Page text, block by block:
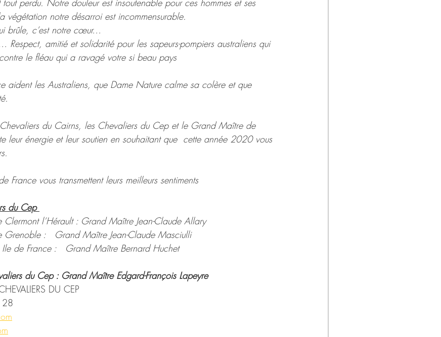
végétation notre désarroi est incommensurable.
brûle, c’est notre cœur…
Respect, amitié et solidarité pour les sapeurs-pompiers australiens qui
le fléau qui a ravagé votre si beau pays
aident les Australiens, que Dame Nature calme sa colère et que
du Cairns, les Chevaliers du Cep et le Grand Maître de
leur énergie et leur soutien en souhaitant que  cette année 2020 vous
France vous transmettent leurs meilleurs sentiments
du Cep
Clermont l’Hérault : Grand Maître Jean-Claude Allary
Grenoble :
Grand Maître Jean-Claude Masciulli
de France :
Grand Maître Bernard Huchet
du Cep : Grand Maître Edgard-François Lapeyre
DU CEP